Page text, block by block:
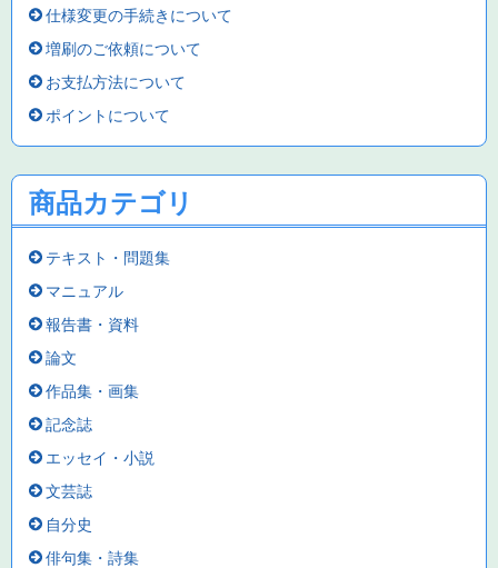
仕様変更の手続きについて
増刷のご依頼について
お支払方法について
ポイントについて
商品カテゴリ
テキスト・問題集
マニュアル
報告書・資料
論文
作品集・画集
記念誌
エッセイ・小説
文芸誌
自分史
俳句集・詩集